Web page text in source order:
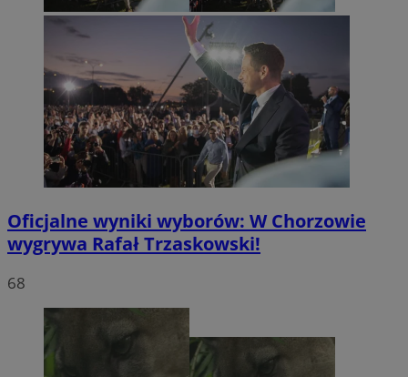
Oficjalne wyniki wyborów: W Chorzowie
wygrywa Rafał Trzaskowski!
68